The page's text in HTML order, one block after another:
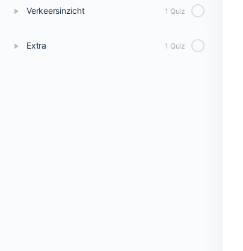
Verkeersinzicht 1 Quiz
Extra 1 Quiz